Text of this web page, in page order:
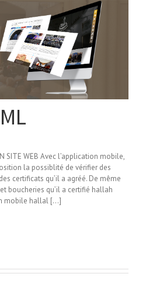
SITE WEB Avec l’application mobile,
la possiblité de vérifier des
certificats qu’il a agréé. De même
boucheries qu’il a certifié hallah
mobile hallal [...]